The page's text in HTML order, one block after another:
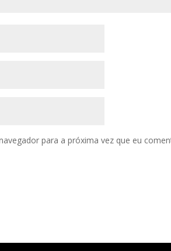
para a próxima vez que eu